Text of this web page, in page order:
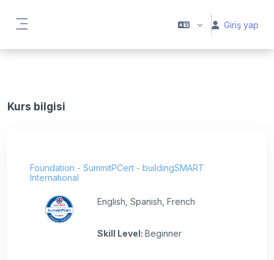
Giriş yap
Kurs bilgisi
Foundation - SummitPCert - buildingSMART
International
English, Spanish, French
Skill Level: Beginner